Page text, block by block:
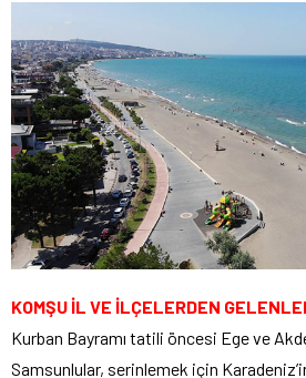
KOMŞU İL VE İLÇELERDEN
Kurban Bayramı tatili öncesi Ege ve
Samsunlular, serinlemek için